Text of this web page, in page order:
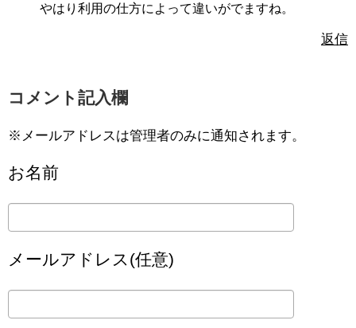
やはり利用の仕方によって違いがでますね。
返信
コメント記入欄
※メールアドレスは管理者のみに通知されます。
お名前
メールアドレス(任意)